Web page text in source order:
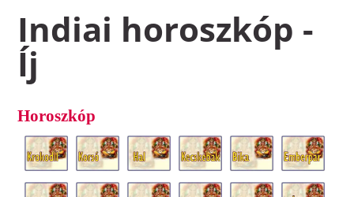
Indiai horoszkóp -
Íj
Horoszkóp